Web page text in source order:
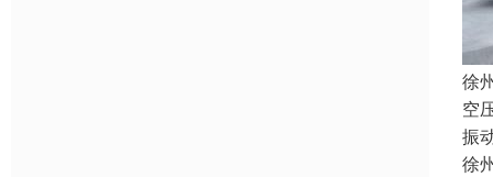
徐
空
振
徐